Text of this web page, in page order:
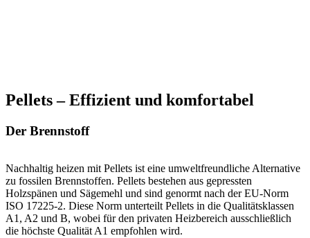
Pellets – Effizient und komfortabel
Der Brennstoff
Nachhaltig heizen mit Pellets ist eine umweltfreundliche Alternative
zu fossilen Brennstoffen. Pellets bestehen aus gepressten
Holzspänen und Sägemehl und sind genormt nach der EU-Norm
ISO 17225-2. Diese Norm unterteilt Pellets in die Qualitätsklassen
A1, A2 und B, wobei für den privaten Heizbereich ausschließlich
die höchste Qualität A1 empfohlen wird.